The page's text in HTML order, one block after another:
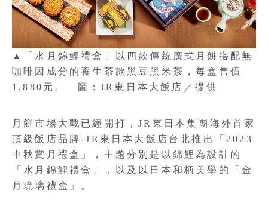
▲「水月錦鯉禮盒」以四款傳統廣式月餅搭配無
咖啡因成分的養生茶款黑豆黑米茶，每盒售價
1,880元。 圖：JR東日本大飯店／提供
月餅市場大戰已經開打，JR東日本集團海外首家
頂級飯店品牌-JR東日本大飯店台北推出「2023
中秋賞月禮盒」，主題分別是以錦鯉為設計的
「水月錦鯉禮盒」，以及以日本和柄美學的「金
月琉璃禮盒」。